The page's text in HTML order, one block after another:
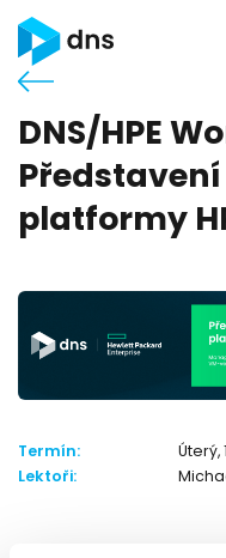
DNS/HPE
platformy
Termín: Úterý,
Lektoři: